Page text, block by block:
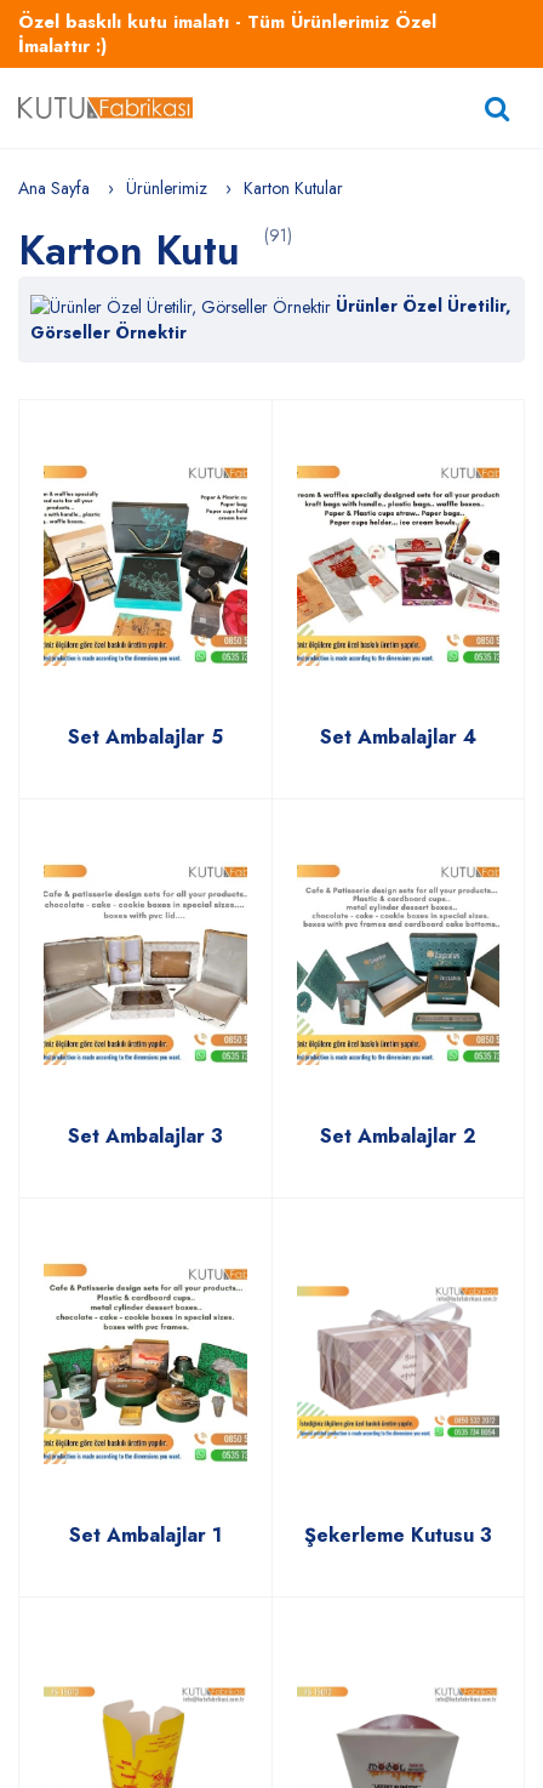
Özel baskılı kutu imalatı - Tüm Ürünlerimiz Özel
İmalattır :)
Ana Sayfa Ürünlerimiz Karton Kutular
Karton Kutu (91)
Ürünler Özel Üretilir,
Görseller Örnektir
Set Ambalajlar 5 Set Ambalajlar 4
Set Ambalajlar 3 Set Ambalajlar 2
Set Ambalajlar 1 Şekerleme Kutusu 3